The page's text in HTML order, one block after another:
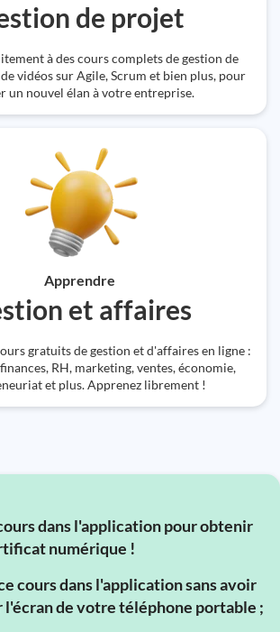
de projet
à des cours complets de gestion de
vidéos sur Agile, Scrum et bien plus, pour
un nouvel élan à votre entreprise.
Apprendre
et affaires
gratuits de gestion et d'affaires en ligne :
RH, marketing, ventes, économie,
et plus. Apprenez librement !
dans l'application pour obtenir
numérique !
cours dans l'application sans avoir
l'écran de votre téléphone portable ;